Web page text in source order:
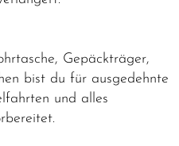
Gepäckträger,
bist du für ausgedehnte
und alles